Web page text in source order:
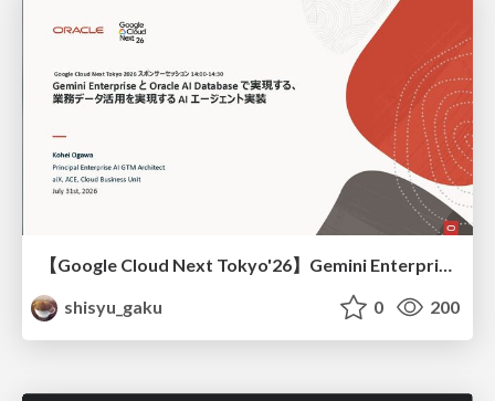
【Google Cloud Next Tokyo'26】Gemini Enterprise と Oracle AI Database で実現する、 業務データ活用を実現する AI エージェント実装
shisyu_gaku
0 200